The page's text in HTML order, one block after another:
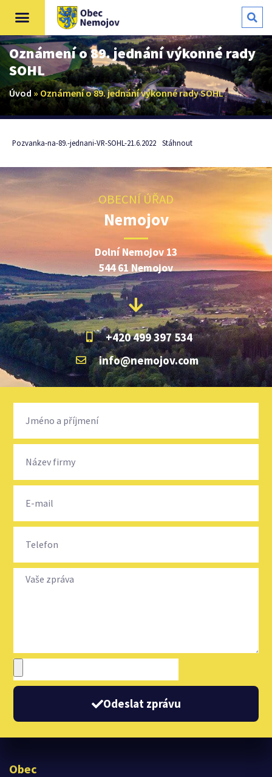
Oznámení o 89. jednání výkonné rady
SOHL
Úvod »Oznámení o 89. jednání výkonné rady SOHL
Pozvanka-na-89.-jednani-VR-SOHL-21.6.2022 Stáhnout
OBECNÍ ÚŘAD
Nemojov
Dolní Nemojov 13
544 61 Nemojov
+420 499 397 534
info@nemojov.com
Odeslat zprávu
Obec